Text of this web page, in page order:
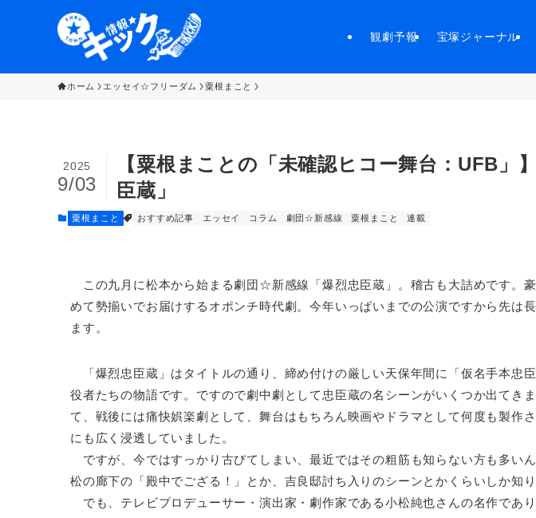
観劇予報 宝塚ジャーナル
ホーム エッセイ☆フリーダム 粟根まこと
【粟根まことの「未確認ヒコー舞台：UFB」
臣蔵」
2025
9/03
粟根まこと おすすめ記事 エッセイ コラム 劇団☆新感線 粟根まこと 連載
この九月に松本から始まる劇団☆新感線「爆烈忠臣蔵」。稽古も大詰めです。
めて勢揃いでお届けするオポンチ時代劇。今年いっぱいまでの公演ですから先は
ます。
「爆烈忠臣蔵」はタイトルの通り、締め付けの厳しい天保年間に「仮名手本忠
役者たちの物語です。ですので劇中劇として忠臣蔵の名シーンがいくつか出てき
て、戦後には痛快娯楽劇として、舞台はもちろん映画やドラマとして何度も製作
にも広く浸透していました。
ですが、今ではすっかり古びてしまい、最近ではその粗筋も知らない方も多い
松の廊下の「殿中でござる！」とか、吉良邸討ち入りのシーンとかくらいしか知り
でも、テレビプロデューサー・演出家・劇作家である小松純也さんの名作であ